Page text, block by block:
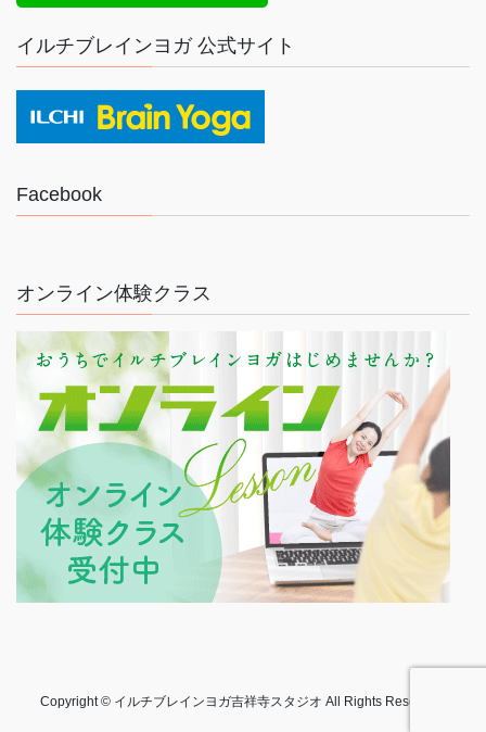
イルチブレインヨガ 公式サイト
Facebook
オンライン体験クラス
Copyright © イルチブレインヨガ吉祥寺スタジオ All Rights Reserved.